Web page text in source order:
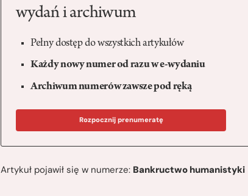
wydań i archiwum
Pełny dostęp do wszystkich artykułów
Każdy nowy numer od razu w e-wydaniu
Archiwum numerów zawsze pod ręką
Rozpocznij prenumeratę
Artykuł pojawił się w numerze: Bankructwo humanistyki